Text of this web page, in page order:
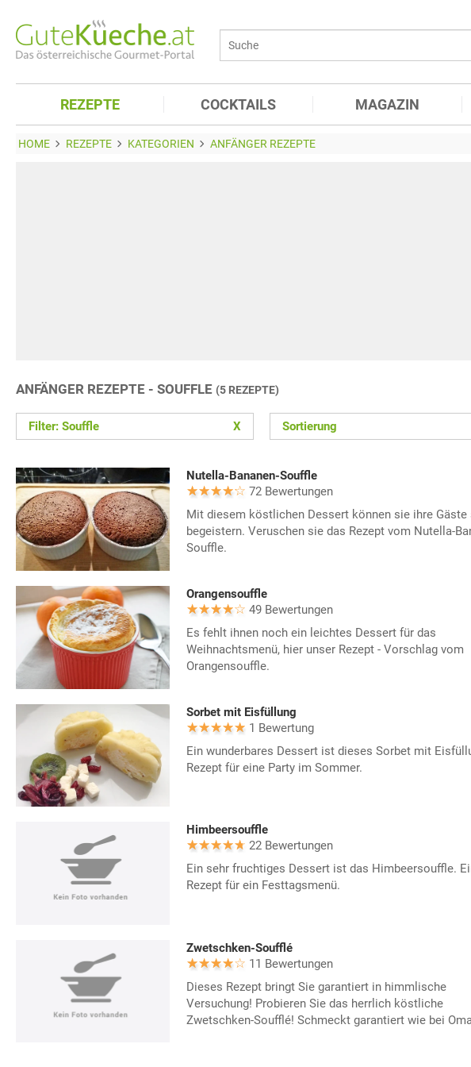
REZEPTE COCKTAILS MAGAZIN
HOME REZEPTE KATEGORIEN ANFÄNGER REZEPTE
ANFÄNGER REZEPTE - SOUFFLE (5 REZEPTE)
Filter: Souffle X Sortierung
Nutella-Bananen-Souffle
72 Bewertungen
Mit diesem köstlichen Dessert können sie ihre Gäste
begeistern. Veruschen sie das Rezept vom Nutella-
Souffle.
Orangensouffle
49 Bewertungen
Es fehlt ihnen noch ein leichtes Dessert für das
Weihnachtsmenü, hier unser Rezept - Vorschlag vom
Orangensouffle.
Sorbet mit Eisfüllung
1 Bewertung
Ein wunderbares Dessert ist dieses Sorbet mit
Rezept für eine Party im Sommer.
Himbeersouffle
22 Bewertungen
Ein sehr fruchtiges Dessert ist das Himbeersouffle.
Rezept für ein Festtagsmenü.
Zwetschken-Soufflé
11 Bewertungen
Dieses Rezept bringt Sie garantiert in himmlische
Versuchung! Probieren Sie das herrlich köstliche
Zwetschken-Soufflé! Schmeckt garantiert wie bei